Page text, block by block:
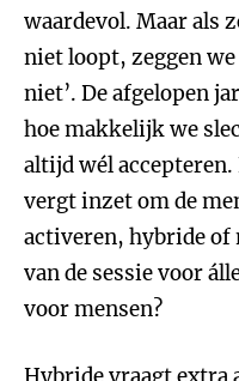
waardevol. Maar als
niet loopt, zeggen
niet’. De afgelopen
hoe makkelijk we
altijd wél accepteren.
vergt inzet om de
activeren, hybride of
van de sessie voor
voor mensen?